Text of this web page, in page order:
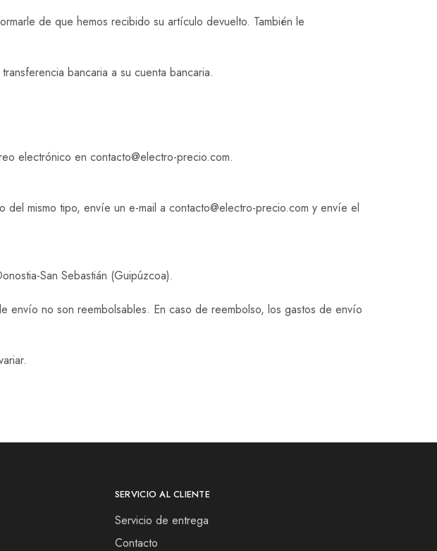
de que hemos recibido su artículo devuelto. También le
bancaria a su cuenta bancaria.
electrónico en contacto@electro-precio.com.
mismo tipo, envíe un e-mail a contacto@electro-precio.com y envíe el
San Sebastián (Guipúzcoa).
no son reembolsables. En caso de reembolso, los gastos de envío
SERVICIO AL CLIENTE
Servicio de entrega
Contacto